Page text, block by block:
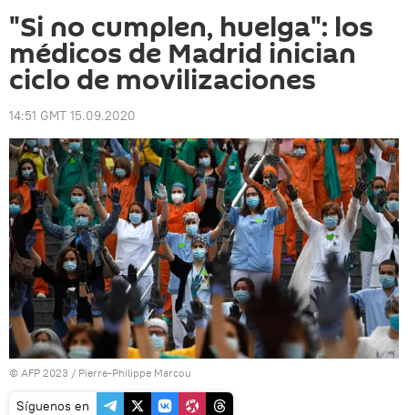
"Si no cumplen, huelga": los
médicos de Madrid inician
ciclo de movilizaciones
14:51 GMT 15.09.2020
© AFP 2023 / Pierre-Philippe Marcou
Síguenos en